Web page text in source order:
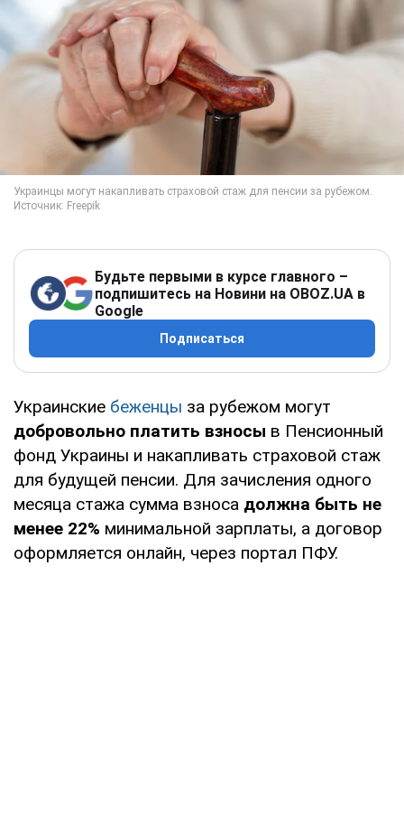
Будьте первыми в курсе главного –
подпишитесь на Новини на OBOZ.UA в
Google
Подписаться
Украинские беженцы за рубежом могут
добровольно платить взносы в Пенсионный
фонд Украины и накапливать страховой стаж
для будущей пенсии. Для зачисления одного
месяца стажа сумма взноса должна быть не
менее 22% минимальной зарплаты, а договор
оформляется онлайн, через портал ПФУ.